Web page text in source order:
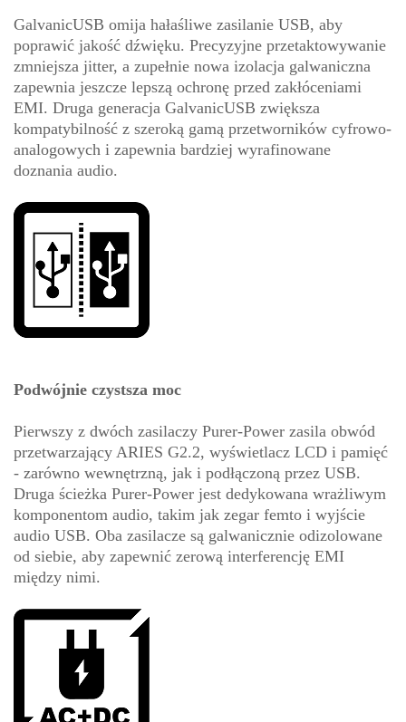
GalvanicUSB omija hałaśliwe zasilanie USB, aby
poprawić jakość dźwięku. Precyzyjne przetaktowywanie
zmniejsza jitter, a zupełnie nowa izolacja galwaniczna
zapewnia jeszcze lepszą ochronę przed zakłóceniami
EMI. Druga generacja GalvanicUSB zwiększa
kompatybilność z szeroką gamą przetworników cyfrowo-
analogowych i zapewnia bardziej wyrafinowane
doznania audio.
Podwójnie czystsza moc
Pierwszy z dwóch zasilaczy Purer-Power zasila obwód
przetwarzający ARIES G2.2, wyświetlacz LCD i pamięć
- zarówno wewnętrzną, jak i podłączoną przez USB.
Druga ścieżka Purer-Power jest dedykowana wrażliwym
komponentom audio, takim jak zegar femto i wyjście
audio USB. Oba zasilacze są galwanicznie odizolowane
od siebie, aby zapewnić zerową interferencję EMI
między nimi.